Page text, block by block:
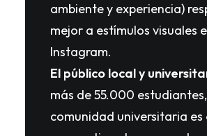
ambiente y experiencia)
mejor a estímulos visuales
Instagram.
El público local y
más de 55.000
comunidad universitaria